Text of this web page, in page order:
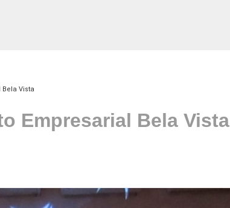
Vista
Empresarial Bela Vista